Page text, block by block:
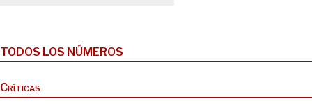
TODOS LOS NÚMEROS
Críticas